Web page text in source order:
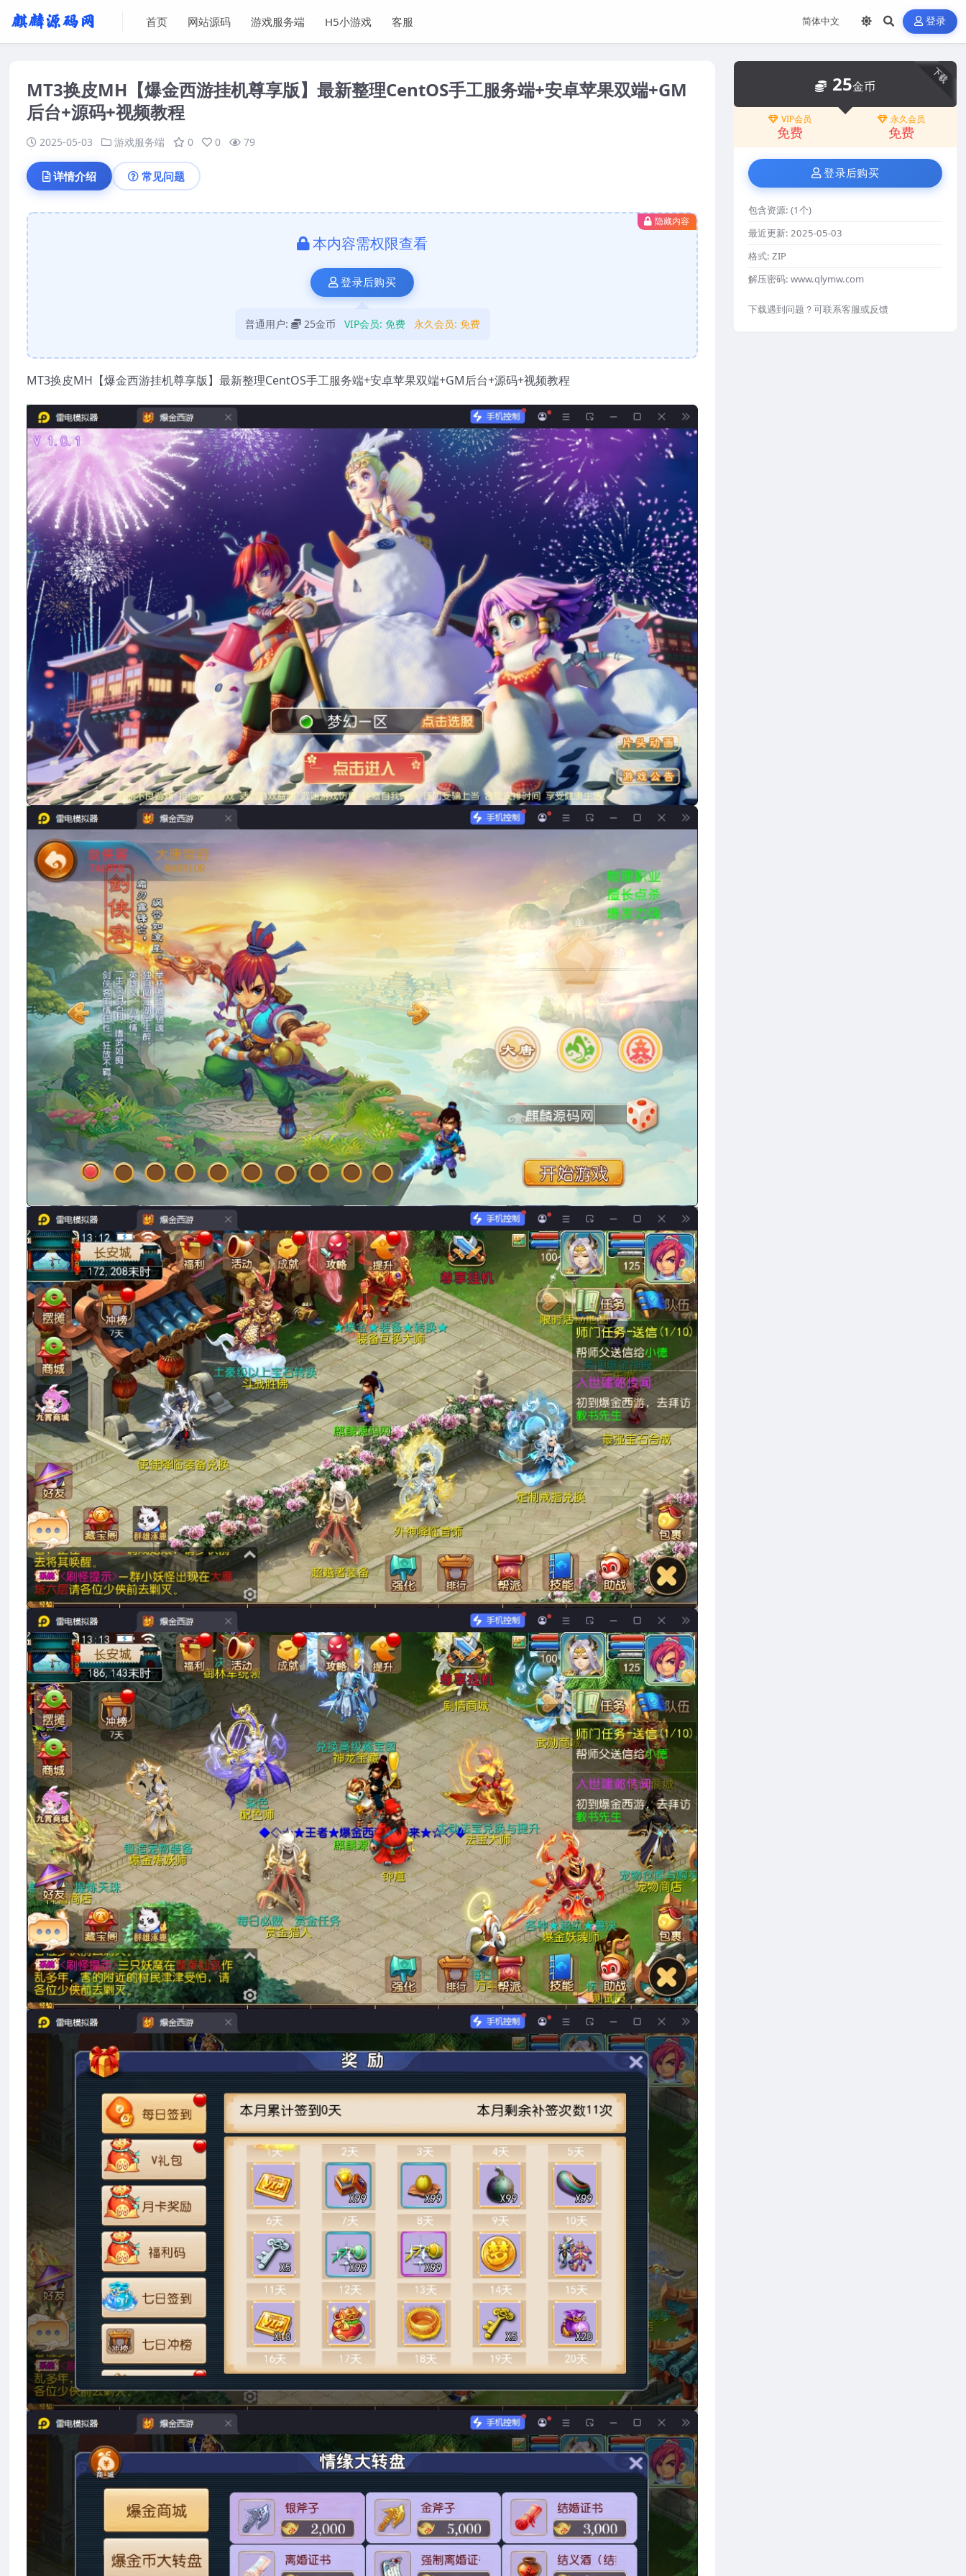
首页 网站源码 游戏服务端 H5小游戏 客服 登录
MT3换皮MH【爆金西游挂机尊享版】最新整理CentOS手工服务端+安卓苹果双端+GM
后台+源码+视频教程
2025-05-03 游戏服务端 0 0 79
详情介绍 常见问题
隐藏内容
本内容需权限查看
登录后购买
普通用户: 25金币 VIP会员: 免费 永久会员: 免费
MT3换皮MH【爆金西游挂机尊享版】最新整理CentOS手工服务端+安卓苹果双端+GM后台+源码+视频教程
下载
25金币
VIP会员
免费
永久会员
免费
登录后购买
包含资源: (1个)
最近更新: 2025-05-03
格式: ZIP
解压密码: www.qlymw.com
下载遇到问题？可联系客服或反馈